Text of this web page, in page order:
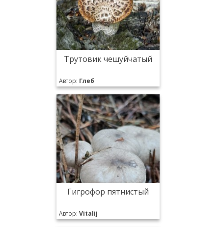
Трутовик чешуйчатый
Автор: Глеб
Гигрофор пятнистый
Автор: Vitalij